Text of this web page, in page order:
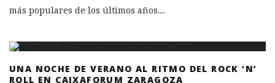
más populares de los últimos años....
UNA NOCHE DE VERANO AL RITMO DEL ROCK ‘N’
ROLL EN CAIXAFORUM ZARAGOZA